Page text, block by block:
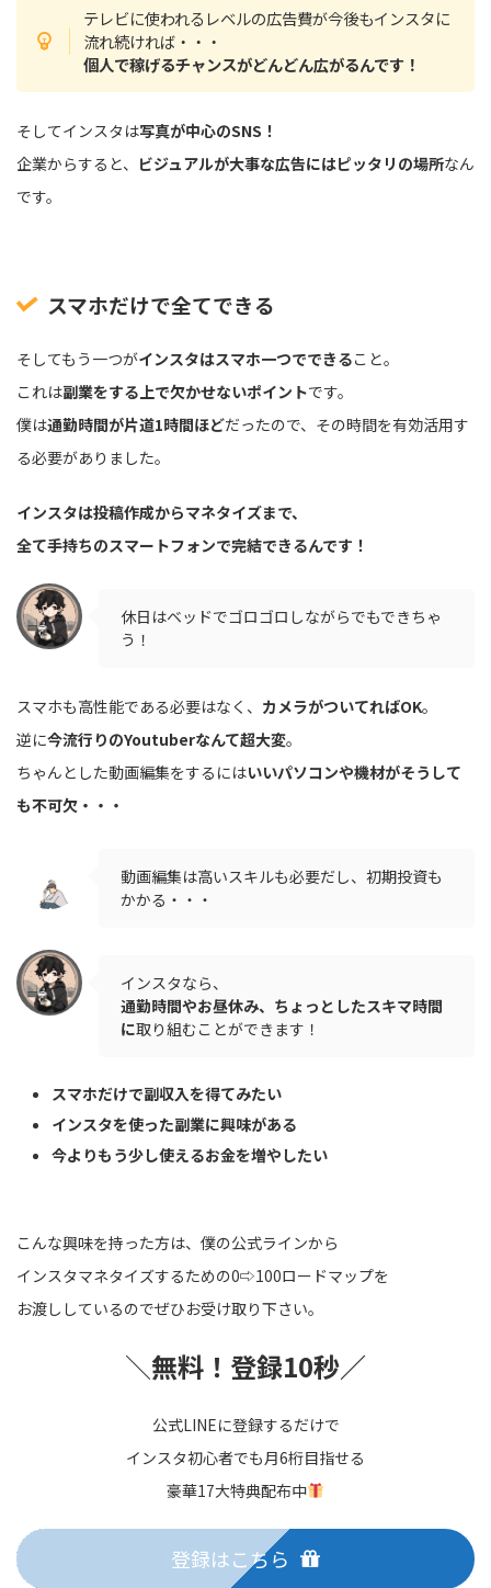
テレビに使われるレベルの広告費が今後もインスタに
流れ続ければ・・・
個人で稼げるチャンスがどんどん広がるんです！
そしてインスタは写真が中心のSNS！
企業からすると、 ビジュアルが大事な広告にはピッタリの場所なん
です。
スマホだけで全てできる
そしてもう一つがインスタはスマホ一つでできること。
これは副業をする上で欠かせないポイントです。
僕は通勤時間が片道1時間ほどだったので、その時間を有効活用す
る必要がありました。
インスタは投稿作成からマネタイズまで、
全て手持ちのスマートフォンで完結できるんです！
休日はベッドでゴロゴロしながらでもできちゃ
う！
スマホも高性能である必要はなく、 カメラがついてればOK。
逆に今流行りのYoutuberなんて超大変。
ちゃんとした動画編集をするにはいいパソコンや機材がそうして
も不可欠・・・
動画編集は高いスキルも必要だし、初期投資も
かかる・・・
インスタなら、
通勤時間やお昼休み、ちょっとしたスキマ時間
に取り組むことができます！
スマホだけで副収入を得てみたい
インスタを使った副業に興味がある
今よりもう少し使えるお金を増やしたい
こんな興味を持った方は、僕の公式ラインから
インスタマネタイズするための0⇨100ロードマップを
お渡ししているのでぜひお受け取り下さい。
＼無料！登録10秒／
公式LINEに登録するだけで
インスタ初心者でも月6桁目指せる
豪華17大特典配布中
登録はこちら